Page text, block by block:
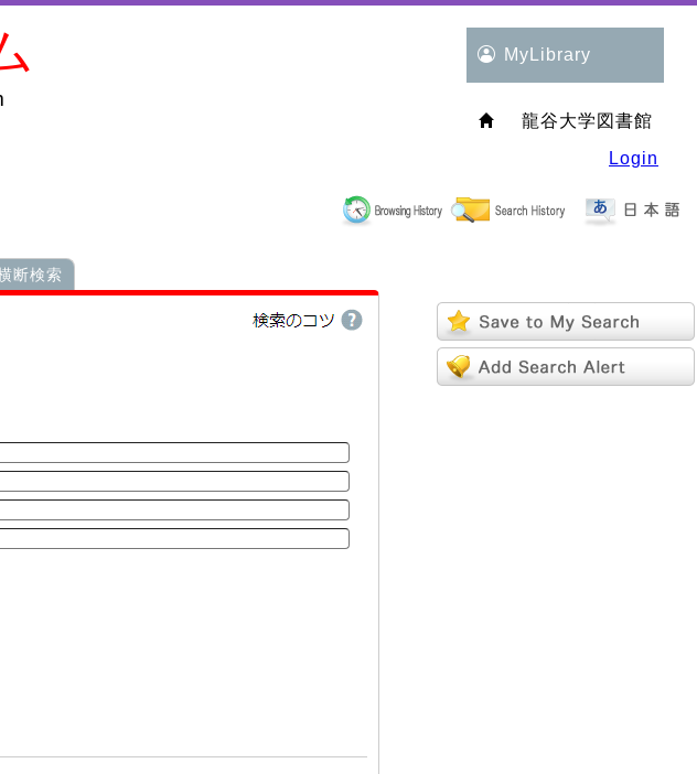
MyLibrary
龍谷大学図書館
Login
断検索